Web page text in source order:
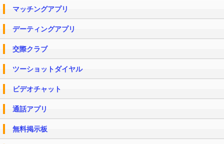
マッチングアプリ
デーティングアプリ
交際クラブ
ツーショットダイヤル
ビデオチャット
通話アプリ
無料掲示板